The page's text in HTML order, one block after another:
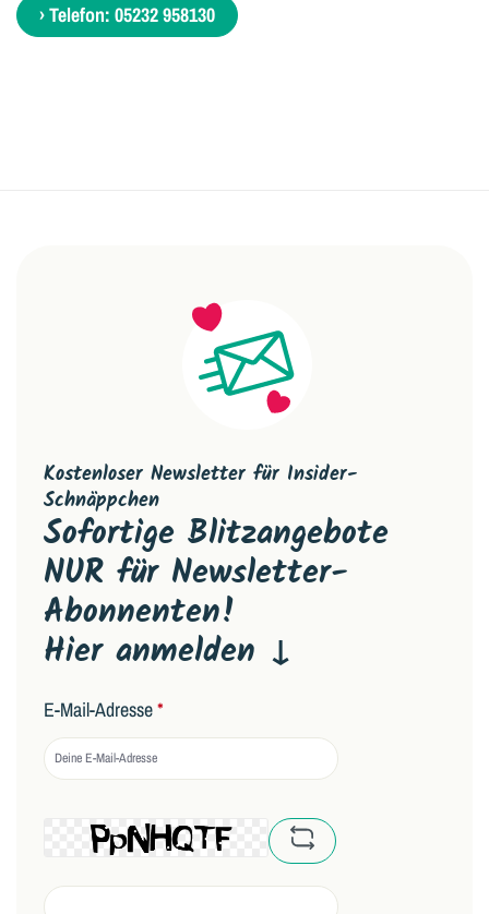
› Telefon: 05232 958130
Kostenloser Newsletter für Insider-
Schnäppchen
Sofortige Blitzangebote
NUR für Newsletter-
Abonnenten!
Hier anmelden ↓
E-Mail-Adresse*